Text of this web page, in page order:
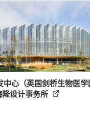
心（英国剑桥生物医学
设计事务所